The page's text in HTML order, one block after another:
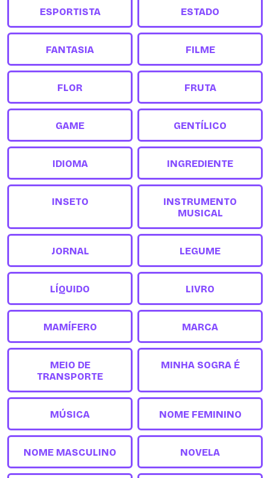
ESPORTISTA ESTADO
FANTASIA FILME
FLOR FRUTA
GAME GENTÍLICO
IDIOMA INGREDIENTE
INSETO
INSTRUMENTO
MUSICAL
JORNAL LEGUME
LÍQUIDO LIVRO
MAMÍFERO MARCA
MEIO DE
TRANSPORTE
MINHA SOGRA É
MÚSICA NOME FEMININO
NOME MASCULINO NOVELA